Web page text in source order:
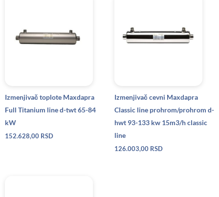
Izmenjivač toplote Maxdapra
Full Titanium line d-twt 65-84
kW
152.628,00 RSD
Izmenjivač cevni Maxdapra
Classic line prohrom/prohrom d-
hwt 93-133 kw 15m3/h classic
line
126.003,00 RSD